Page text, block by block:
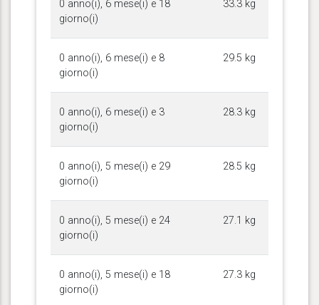
0 anno(i), 6 mese(i) e 18
giorno(i)
33.3 kg
0 anno(i), 6 mese(i) e 8
giorno(i)
29.5 kg
0 anno(i), 6 mese(i) e 3
giorno(i)
28.3 kg
0 anno(i), 5 mese(i) e 29
giorno(i)
28.5 kg
0 anno(i), 5 mese(i) e 24
giorno(i)
27.1 kg
0 anno(i), 5 mese(i) e 18
giorno(i)
27.3 kg